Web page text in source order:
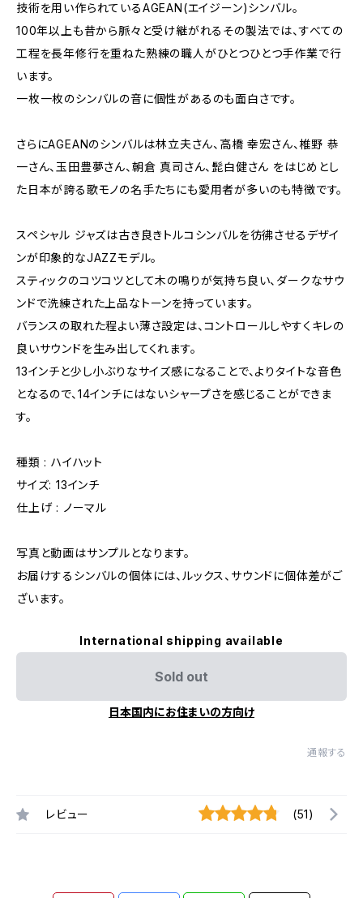
技術を用い作られているAGEAN(エイジーン)シンバル。
100年以上も昔から脈々と受け継がれるその製法では、すべての
工程を長年修行を重ねた熟練の職人がひとつひとつ手作業で行
います。
一枚一枚のシンバルの音に個性があるのも面白さです。
さらにAGEANのシンバルは林立夫さん、高橋 幸宏さん、椎野 恭
一さん、玉田豊夢さん、朝倉 真司さん、髭白健さん をはじめとし
た日本が誇る歌モノの名手たちにも愛用者が多いのも特徴です。
スペシャル ジャズは古き良きトルコシンバルを彷彿させるデザイ
ンが印象的なJAZZモデル。
スティックのコツコツとして木の鳴りが気持ち良い、ダークなサウ
ンドで洗練された上品なトーンを持っています。
バランスの取れた程よい薄さ設定は、コントロールしやすくキレの
良いサウンドを生み出してくれます。
13インチと少し小ぶりなサイズ感になることで、よりタイトな音色
となるので、14インチにはないシャープさを感じることができま
す。
種類 : ハイハット
サイズ: 13インチ
仕上げ : ノーマル
写真と動画はサンプルとなります。
お届けするシンバルの個体には、ルックス、サウンドに個体差がご
ざいます。
International shipping available
Sold out
日本国内にお住まいの方向け
通報する
レビュー (51)